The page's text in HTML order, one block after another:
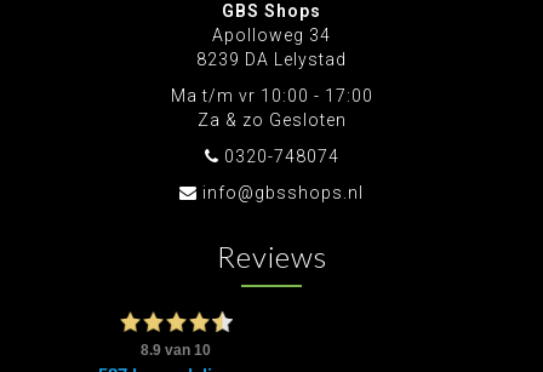
GBS Shops
Apolloweg 34
8239 DA Lelystad
Ma t/m vr 10:00 - 17:00
Za & zo Gesloten
0320-748074
info@gbsshops.nl
Reviews